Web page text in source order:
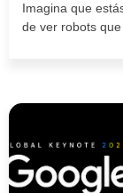
Imagina que
de ver robots